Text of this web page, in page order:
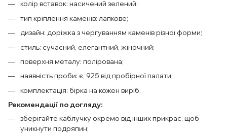
колір вставок: насичений зелений;
тип кріплення каменів: лапкове;
дизайн: доріжка з чергуванням каменів різної форми;
стиль: сучасний, елегантний, жіночний;
поверхня металу: полірована;
наявність проби: є, 925 від пробірної палати;
комплектація: бірка на кожен виріб.
Рекомендації по догляду:
зберігайте каблучку окремо від інших прикрас, щоб
уникнути подряпин;